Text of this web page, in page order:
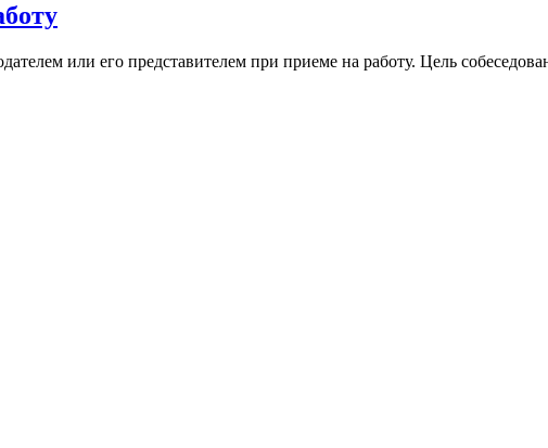
или его представителем при приеме на работу. Цель